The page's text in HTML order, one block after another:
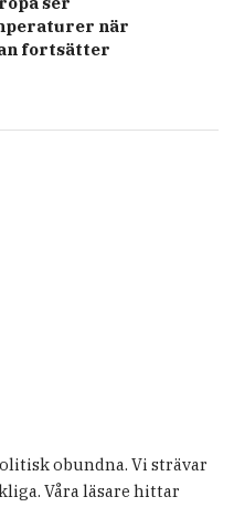
när
fortsätter
obundna. Vi strävar
Våra läsare hittar